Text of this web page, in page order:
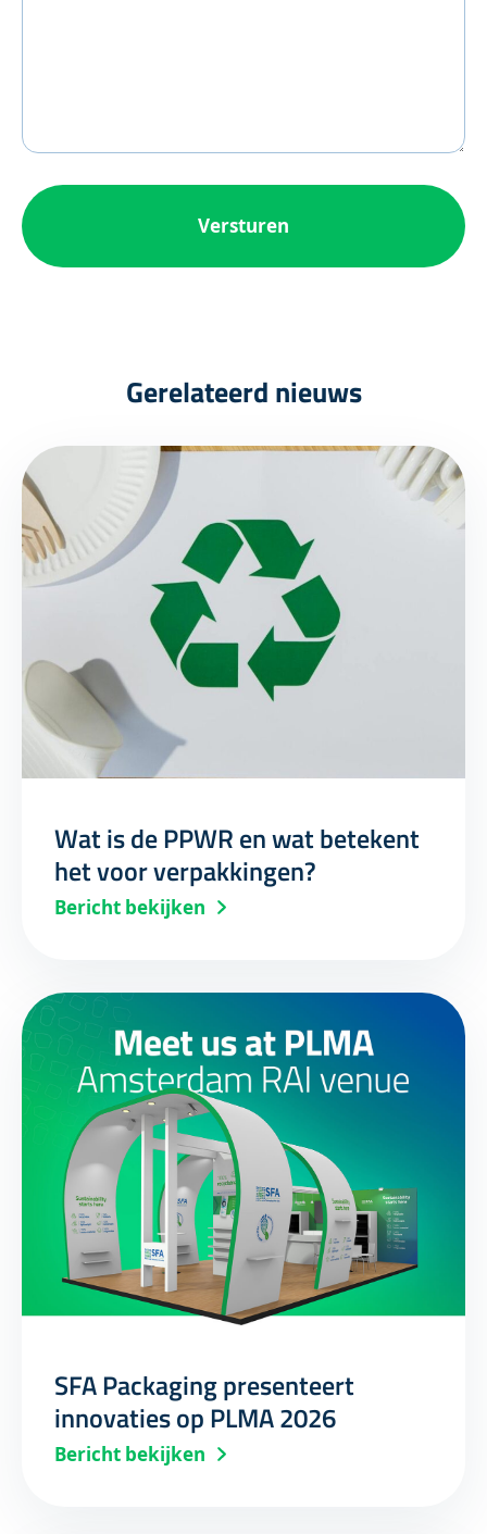
Gerelateerd nieuws
Wat is de PPWR en wat betekent
het voor verpakkingen?
Bericht bekijken
SFA Packaging presenteert
innovaties op PLMA 2026
Bericht bekijken